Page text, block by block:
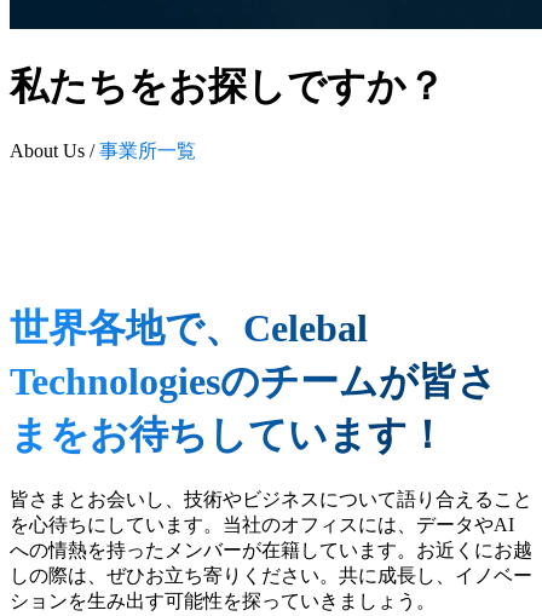
私たちをお探しですか？
About Us /事業所一覧
世界各地で、Celebal
Technologiesのチームが皆さ
まをお待ちしています！
皆さまとお会いし、技術やビジネスについて語り合えること
を心待ちにしています。当社のオフィスには、データやAI
への情熱を持ったメンバーが在籍しています。お近くにお越
しの際は、ぜひお立ち寄りください。共に成長し、イノベー
ションを生み出す可能性を探っていきましょう。